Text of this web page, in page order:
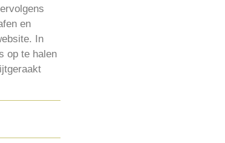
en
In
op te halen